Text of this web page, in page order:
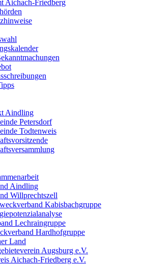
Aichach-Friedberg
Aindling
Petersdorf
Todtenweis
Aindling
Willprechtszell
Kabisbachgruppe
Lechraingruppe
Hardhofgruppe
Land
Augsburg e.V.
Aichach-Friedberg e.V.